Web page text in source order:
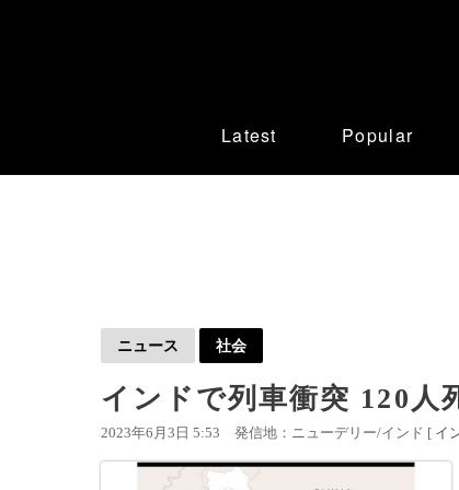
Latest Popular
ニュース 社会
インドで列車衝突 120人
2023年6月3日 5:53 発信地：ニューデリー/インド [ イ